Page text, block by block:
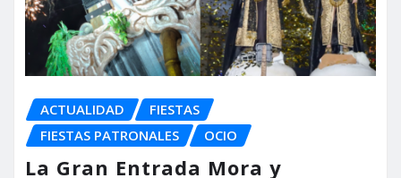
ACTUALIDAD
FIESTAS
FIESTAS PATRONALES
OCIO
La Gran Entrada Mora y